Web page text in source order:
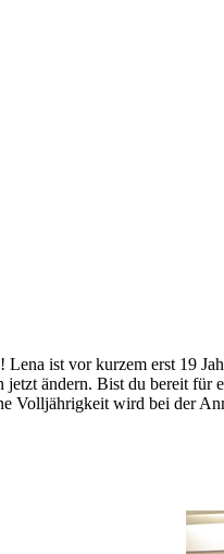
ändern. Bist du bereit
Volljährigkeit wird bei der